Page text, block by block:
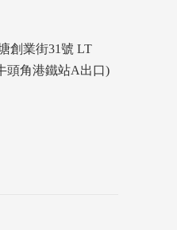
創業街31號 LT
頭角港鐵站A出口)